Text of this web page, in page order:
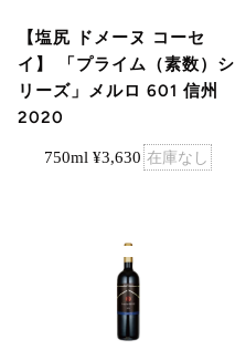
【塩尻 ドメーヌ コーセ
イ】 「プライム（素数）シ
リーズ」メルロ 601 信州
2020
750ml ¥3,630 在庫なし